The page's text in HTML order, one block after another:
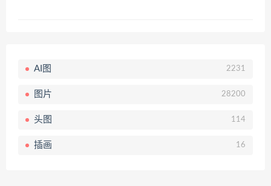
AI图 2231
图片 28200
头图 114
插画 16